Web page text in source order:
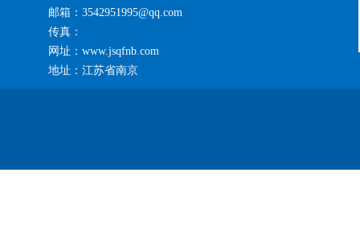
邮箱：3542951995@qq.com
传真：
网址：www.jsqfnb.com
地址：江苏省南京